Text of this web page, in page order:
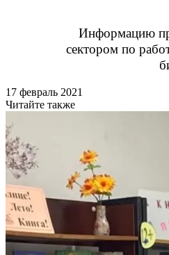
Информацию
сектором по
17 февраль 2021
Читайте также